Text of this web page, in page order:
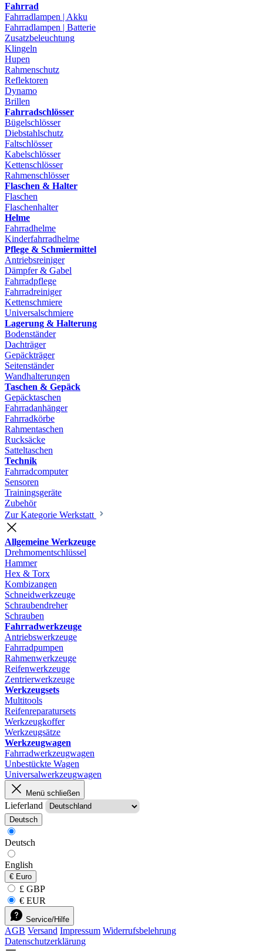
Fahrrad
Fahrradlampen | Akku
Fahrradlampen | Batterie
Zusatzbeleuchtung
Klingeln
Hupen
Rahmenschutz
Reflektoren
Dynamo
Brillen
Fahrradschlösser
Bügelschlösser
Diebstahlschutz
Faltschlösser
Kabelschlösser
Kettenschlösser
Rahmenschlösser
Flaschen & Halter
Flaschen
Flaschenhalter
Helme
Fahrradhelme
Kinderfahrradhelme
Pflege & Schmiermittel
Antriebsreiniger
Dämpfer & Gabel
Fahrradpflege
Fahrradreiniger
Kettenschmiere
Universalschmiere
Lagerung & Halterung
Bodenständer
Dachträger
Gepäckträger
Seitenständer
Wandhalterungen
Taschen & Gepäck
Gepäcktaschen
Fahrradanhänger
Fahrradkörbe
Rahmentaschen
Rucksäcke
Satteltaschen
Technik
Fahrradcomputer
Sensoren
Trainingsgeräte
Zubehör
Zur Kategorie Werkstatt
Allgemeine Werkzeuge
Drehmomentschlüssel
Hammer
Hex & Torx
Kombizangen
Schneidwerkzeuge
Schraubendreher
Schrauben
Fahrradwerkzeuge
Antriebswerkzeuge
Fahrradpumpen
Rahmenwerkzeuge
Reifenwerkzeuge
Zentrierwerkzeuge
Werkzeugsets
Multitools
Reifenreparatursets
Werkzeugkoffer
Werkzeugsätze
Werkzeugwagen
Fahrradwerkzeugwagen
Unbestückte Wagen
Universalwerkzeugwagen
Menü schließen
Lieferland
Deutsch
Deutsch
English
€ Euro
£ GBP
€ EUR
Service/Hilfe
AGB Versand Impressum Widerrufsbelehrung
Datenschutzerklärung